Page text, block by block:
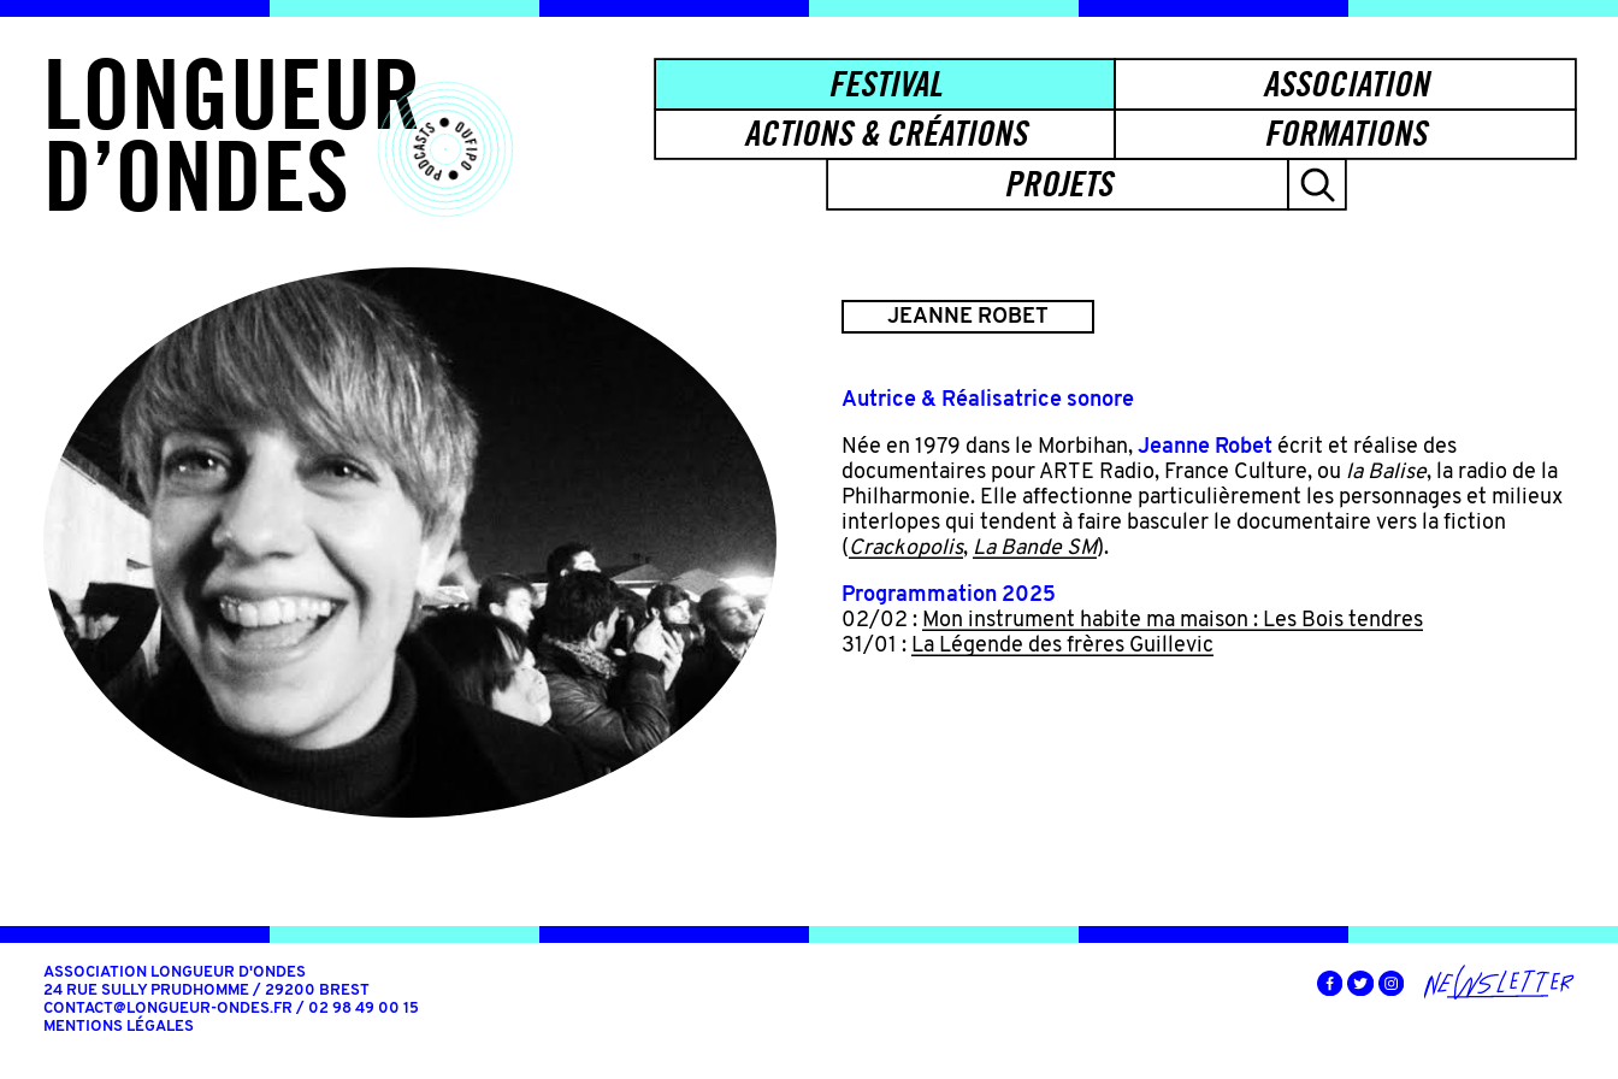
LONGUEUR
D’ONDES
FESTIVAL
ASSOCIATION
ACTIONS & CRÉATIONS
FORMATIONS
PROJETS
JEANNE ROBET
Autrice & Réalisatrice sonore
Née en 1979 dans le Morbihan, Jeanne Robetécrit et réalise des
documentaires pour ARTE Radio, France Culture, ou la Balise, la radio de la
Philharmonie. Elle affectionne particulièrement les personnages et milieux
interlopes qui tendent à faire basculer le documentaire vers la fiction
( Crackopolis, La Bande SM).
Programmation 2025
02/02 : Mon instrument habite ma maison : Les Bois tendres
31/01 : La Légende des frères Guillevic
ASSOCIATION LONGUEUR D'ONDES
24 RUE SULLY PRUDHOMME / 29200 BREST
CONTACT@LONGUEUR-ONDES.FR / 02 98 49 00 15
MENTIONS LÉGALES